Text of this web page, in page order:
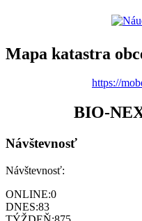
Mapa katastra
https://
BIO-
Návštevnosť
Návštevnosť:
ONLINE:0
DNES:83